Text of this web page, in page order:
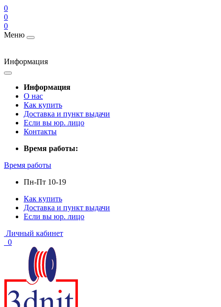
0
0
0
Меню
Информация
Информация
О нас
Как купить
Доставка и пункт выдачи
Если вы юр. лицо
Контакты
Время работы:
Время работы
Пн-Пт 10-19
Как купить
Доставка и пункт выдачи
Если вы юр. лицо
Личный кабинет
0